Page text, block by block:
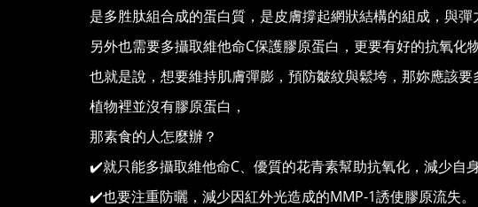
是多胜肽組合成的蛋白質，是皮膚撐起網狀結構的組成，與彈
另外也需要多攝取維他命C保護膠原蛋白，更要有好的抗氧化
也就是說，想要維持肌膚彈膨，預防皺紋與鬆垮，那妳應該要
植物裡並沒有膠原蛋白，
那素食的人怎麼辦？
✔️就只能多攝取維他命C、優質的花青素幫助抗氧化，減少自
✔️也要注重防曬，減少因紅外光造成的MMP-1誘使膠原流失。